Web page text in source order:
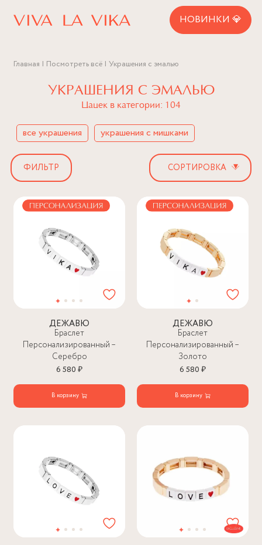
НОВИНКИ 💎
Главная Посмотреть всё Украшения с эмалью
УКРАШЕНИЯ С ЭМАЛЬЮ
Цацек в категории: 104
все украшения украшения с мишками
ФИЛЬТР ▾
ДЕЖАВЮ
Браслет
Персонализированный –
Серебро
6 580 ₽
В корзину
ДЕЖАВЮ
Браслет
Персонализированный –
Золото
6 580 ₽
В корзину